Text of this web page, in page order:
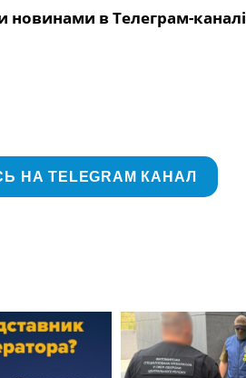
новинами в Телеграм-каналі
НА TELEGRAM КАНАЛ